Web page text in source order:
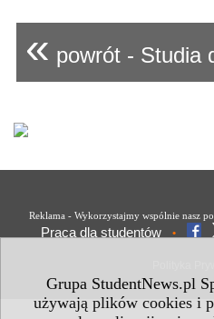
Grupa StudentNews.pl
używają plików cookies i
« powrót - Studia
Reklama - Wykorzystajmy wspólnie nasz
Praca dla studentów •